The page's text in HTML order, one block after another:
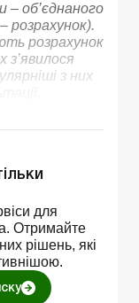
– об’єднаного
розрахунок).
розрахунок
з’явилося
з них
для
Отримайте
рішень, які